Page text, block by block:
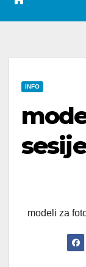
INFO
sesije
modeli za